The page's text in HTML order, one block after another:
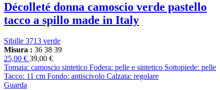
Décolleté donna camoscio verde pastello
tacco a spillo made in Italy
Sibille 3713 verde
Misura : 36 38 39
25,00 € 39,00 €
Tomaia: camoscio sintetico Fodera: pelle e sintetico Sottopiede: pelle
Tacco: 11 cm Fondo: antiscivolo Calzata: regolare
Guarda